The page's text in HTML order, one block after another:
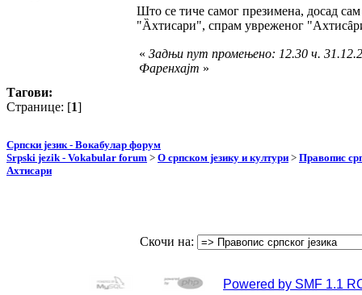
Што се тиче самог презимена, досад
"Ȁхтисари", спрам увреженог
« Задњи пут промењено: 12.30 ч.
Фаренхајт »
Тагови:
Странице: [1]
Српски језик - Вокабулар форум
Srpski jezik - Vokabular forum > О српском језику и култури > Правопис
Ахтисари
Скочи на:
Powered by SMF 1.1